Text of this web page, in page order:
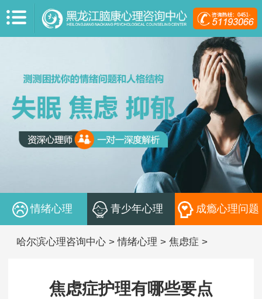
情绪心理 青少年心理 成瘾心理问题
哈尔滨心理咨询中心 >情绪心理 > 焦虑症 >
焦虑症护理有哪些要点